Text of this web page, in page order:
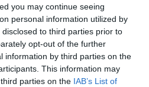
you may continue seeing
personal information utilized by
to third parties prior to
opt-out of the further
information by third parties on the
This information may
parties on the IAB’s List of
et des plus alléchants !
! Je vais organiser cette